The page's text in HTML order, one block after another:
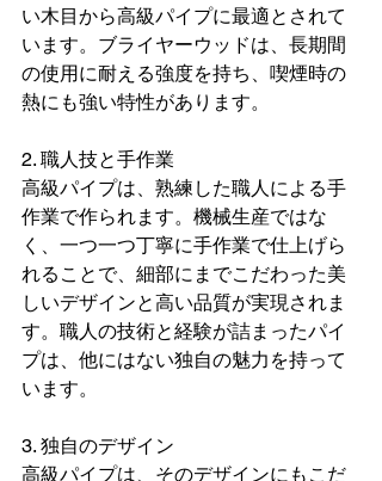
い木目から高級パイプに最適とされて
います。ブライヤーウッドは、長期間
の使用に耐える強度を持ち、喫煙時の
熱にも強い特性があります。
2. 職人技と手作業
高級パイプは、熟練した職人による手
作業で作られます。機械生産ではな
く、一つ一つ丁寧に手作業で仕上げら
れることで、細部にまでこだわった美
しいデザインと高い品質が実現されま
す。職人の技術と経験が詰まったパイ
プは、他にはない独自の魅力を持って
います。
3. 独自のデザイン
高級パイプは、そのデザインにもこだ